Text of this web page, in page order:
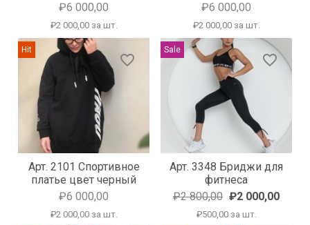
₽6 000,00
₽2 000,00 за шт.
₽6 000,00
₽2 000,00 за шт.
favorite_border
Hit
Арт. 2101 Спортивное
платье цвет черный
₽6 000,00
₽2 000,00 за шт.
favorite_border
Sale
Арт. 3348 Бриджи для
фитнеса
₽2 800,00 ₽2 000,00
₽500,00 за шт.